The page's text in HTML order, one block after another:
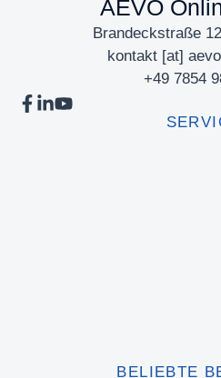
AEVO
Brandeckstraße
kontakt [at]
+49 7854
BELIEBTE